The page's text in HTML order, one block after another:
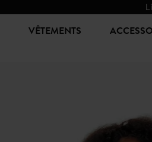
VÊTEMENTS